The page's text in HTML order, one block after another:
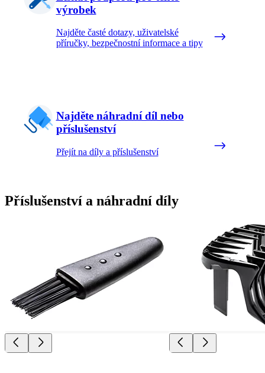
výrobek
Najděte časté dotazy, uživatelské
příručky, bezpečnostní informace a tipy
Najděte náhradní díl nebo
příslušenství
Přejít na díly a příslušenství
Příslušenství a náhradní díly